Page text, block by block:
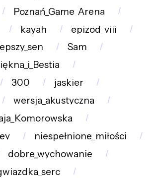
Poznań_Game_Arena
kayah
epizod_viii
Sam
300
jaskier
wersja_akustyczna
niespełnione_miłości
dobre_wychowanie